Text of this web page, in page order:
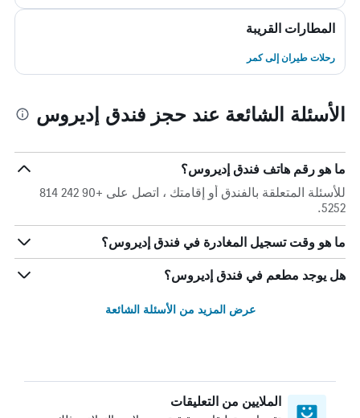
المطارات القريبة
رحلات طيران إلى كمر
الأسئلة الشائعة عند حجز فندق إديروس
ما هو رقم هاتف فندق إديروس؟
للأسئلة المتعلقة بالفندق أو إقامتك ، اتصل على +90 242 814
5252.
ما هو وقت تسجيل المغادرة في فندق إديروس؟
هل يوجد مطعم في فندق إديروس؟
عرض المزيد من الأسئلة الشائعة
الملايين من التعليقات